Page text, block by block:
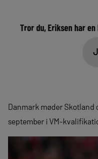
Tror du, Eriksen har
Danmark møder Skotland
september i VM-